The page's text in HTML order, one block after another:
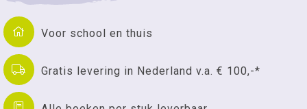
Voor school en thuis
Gratis levering in Nederland v.a. € 100,-*